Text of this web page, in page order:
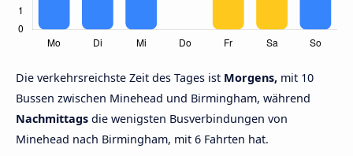
Die verkehrsreichste Zeit des Tages ist Morgens, mit 10
Bussen zwischen Minehead und Birmingham, während
Nachmittags die wenigsten Busverbindungen von
Minehead nach Birmingham, mit 6 Fahrten hat.